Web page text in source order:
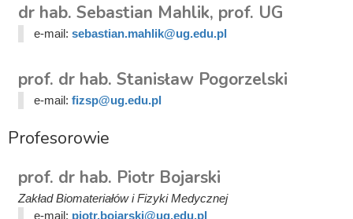
dr hab. Sebastian Mahlik, prof. UG
e-mail: sebastian.mahlik@ug.edu.pl
prof. dr hab. Stanisław Pogorzelski
e-mail: fizsp@ug.edu.pl
Profesorowie
prof. dr hab. Piotr Bojarski
Zakład Biomateriałów i Fizyki Medycznej
e-mail: piotr.bojarski@ug.edu.pl